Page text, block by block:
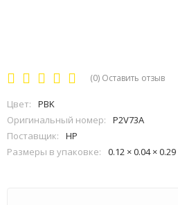
(0) Оставить отзыв
Цвет:
PBK
Оригинальный номер:
P2V73A
Поставщик:
HP
Размеры в упаковке:
0.12 × 0.04 ×